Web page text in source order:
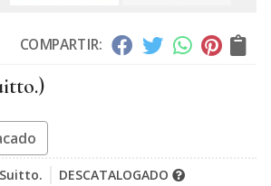
COMPARTIR:
Suitto. DESCATALOGADO